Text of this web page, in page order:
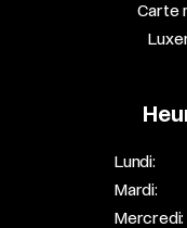
Carte
Lundi:
Mardi:
Mercredi: